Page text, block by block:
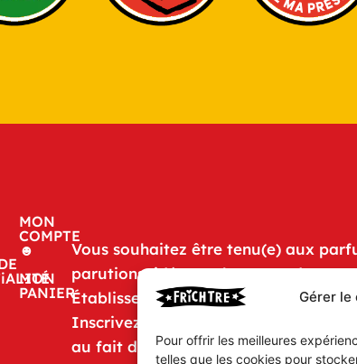
Gérer le
Pour offrir les meilleures
telles que les cookies pour
MON
COMPTE
☻
MON
PANIER
Vous souhaitez être tenu(e) aux
parutions, idées ou humeurs des
Établissements FRiCHTRE ?
Inscrivez-vous à notre gazette
au fait de tout.